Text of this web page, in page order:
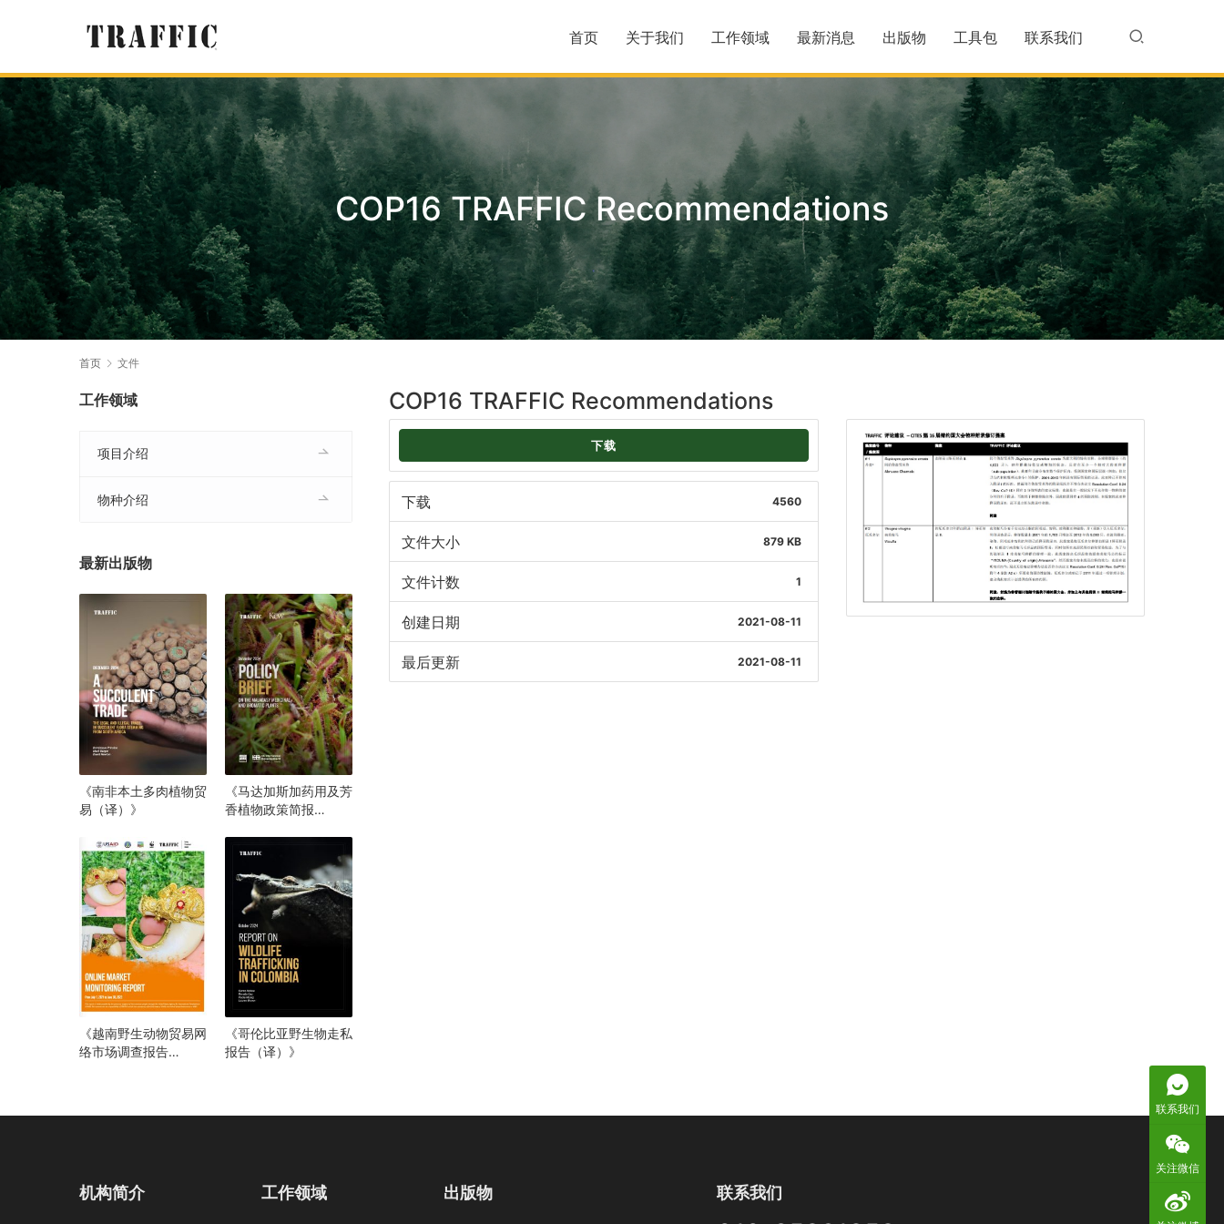
首页 关于我们 工作领域 最新消息 出版物 工具包 联系我们
COP16 TRAFFIC Recommendations
首页 文件
COP16 TRAFFIC Recommendations
下载
下载 4560
文件大小 879 KB
文件计数 1
创建日期 2021-08-11
最后更新 2021-08-11
工作领域
项目介绍
物种介绍
最新出版物
《南非本土多肉植物贸
易（译）》
《马达加斯加药用及芳
香植物政策简报
《越南野生动物贸易网
络市场调查报告
《哥伦比亚野生物走私
报告（译）》
机构简介 工作领域 出版物 联系我们
联系我们
关注微信